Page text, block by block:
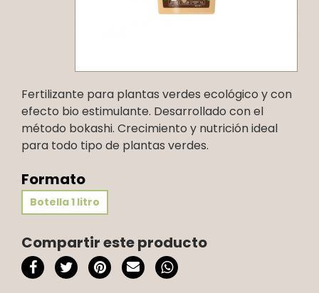
Fertilizante para plantas verdes ecológico y con
efecto bio estimulante. Desarrollado con el
método bokashi. Crecimiento y nutrición ideal
para todo tipo de plantas verdes.
Formato
Botella 1 litro
Compartir este producto